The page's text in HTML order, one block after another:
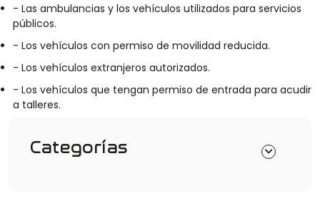
- Las ambulancias y los vehículos utilizados para servicios
públicos.
- Los vehículos con permiso de movilidad reducida.
- Los vehículos extranjeros autorizados.
- Los vehículos que tengan permiso de entrada para acudir
a talleres.
Categorías